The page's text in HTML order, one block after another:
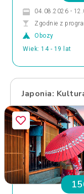
04.08.2026 -
Zgodnie z
Obozy
Wiek: 14 - 19 lat
Japonia: